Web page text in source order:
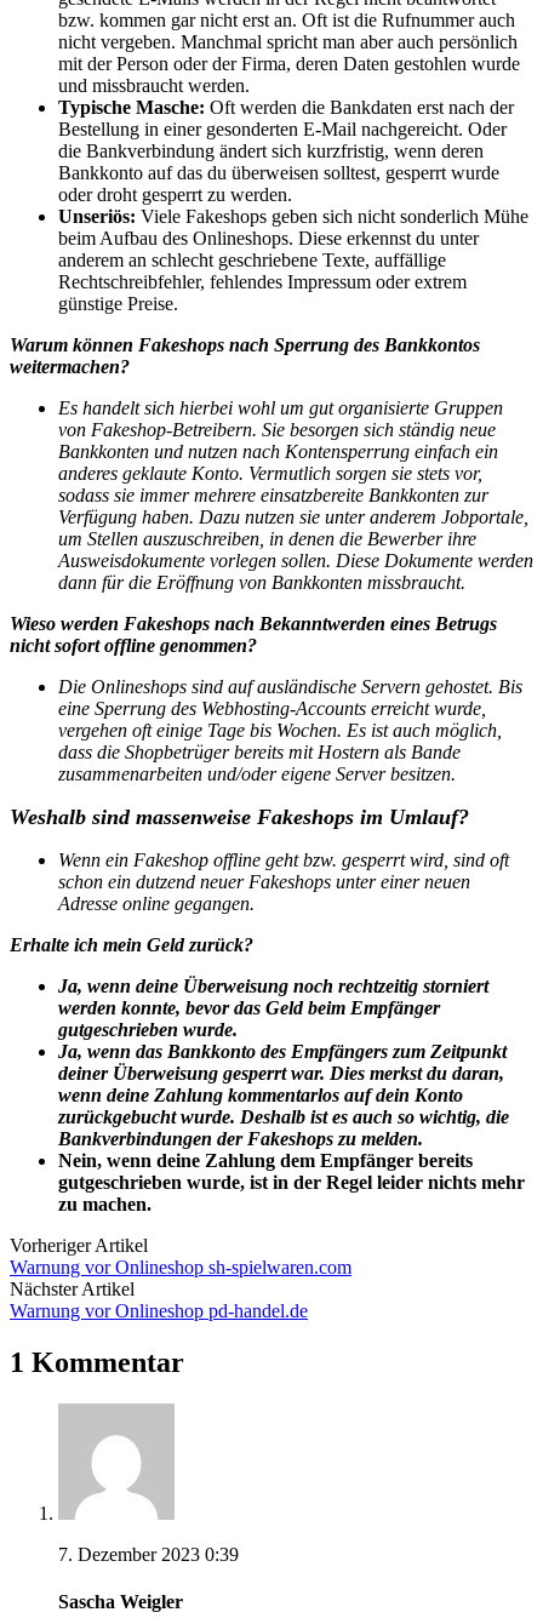
bzw. kommen gar nicht erst an. Oft ist die Rufnummer auch
nicht vergeben. Manchmal spricht man aber auch persönlich
mit der Person oder der Firma, deren Daten gestohlen wurde
und missbraucht werden.
Typische Masche: Oft werden die Bankdaten erst nach der
Bestellung in einer gesonderten E-Mail nachgereicht. Oder
die Bankverbindung ändert sich kurzfristig, wenn deren
Bankkonto auf das du überweisen solltest, gesperrt wurde
oder droht gesperrt zu werden.
Unseriös: Viele Fakeshops geben sich nicht sonderlich Mühe
beim Aufbau des Onlineshops. Diese erkennst du unter
anderem an schlecht geschriebene Texte, auffällige
Rechtschreibfehler, fehlendes Impressum oder extrem
günstige Preise.
Warum können Fakeshops nach Sperrung des Bankkontos
weitermachen?
Es handelt sich hierbei wohl um gut organisierte Gruppen
von Fakeshop-Betreibern. Sie besorgen sich ständig neue
Bankkonten und nutzen nach Kontensperrung einfach ein
anderes geklaute Konto. Vermutlich sorgen sie stets vor,
sodass sie immer mehrere einsatzbereite Bankkonten zur
Verfügung haben. Dazu nutzen sie unter anderem Jobportale,
um Stellen auszuschreiben, in denen die Bewerber ihre
Ausweisdokumente vorlegen sollen. Diese Dokumente werden
dann für die Eröffnung von Bankkonten missbraucht.
Wieso werden Fakeshops nach Bekanntwerden eines Betrugs
nicht sofort offline genommen?
Die Onlineshops sind auf ausländische Servern gehostet. Bis
eine Sperrung des Webhosting-Accounts erreicht wurde,
vergehen oft einige Tage bis Wochen. Es ist auch möglich,
dass die Shopbetrüger bereits mit Hostern als Bande
zusammenarbeiten und/oder eigene Server besitzen.
Weshalb sind massenweise Fakeshops im Umlauf?
Wenn ein Fakeshop offline geht bzw. gesperrt wird, sind oft
schon ein dutzend neuer Fakeshops unter einer neuen
Adresse online gegangen.
Erhalte ich mein Geld zurück?
Ja, wenn deine Überweisung noch rechtzeitig storniert
werden konnte, bevor das Geld beim Empfänger
gutgeschrieben wurde.
Ja, wenn das Bankkonto des Empfängers zum Zeitpunkt
deiner Überweisung gesperrt war. Dies merkst du daran,
wenn deine Zahlung kommentarlos auf dein Konto
zurückgebucht wurde. Deshalb ist es auch so wichtig, die
Bankverbindungen der Fakeshops zu melden.
Nein, wenn deine Zahlung dem Empfänger bereits
gutgeschrieben wurde, ist in der Regel leider nichts mehr
zu machen.
Vorheriger Artikel
Warnung vor Onlineshop sh-spielwaren.com
Nächster Artikel
Warnung vor Onlineshop pd-handel.de
1 Kommentar
7. Dezember 2023 0:39
Sascha Weigler